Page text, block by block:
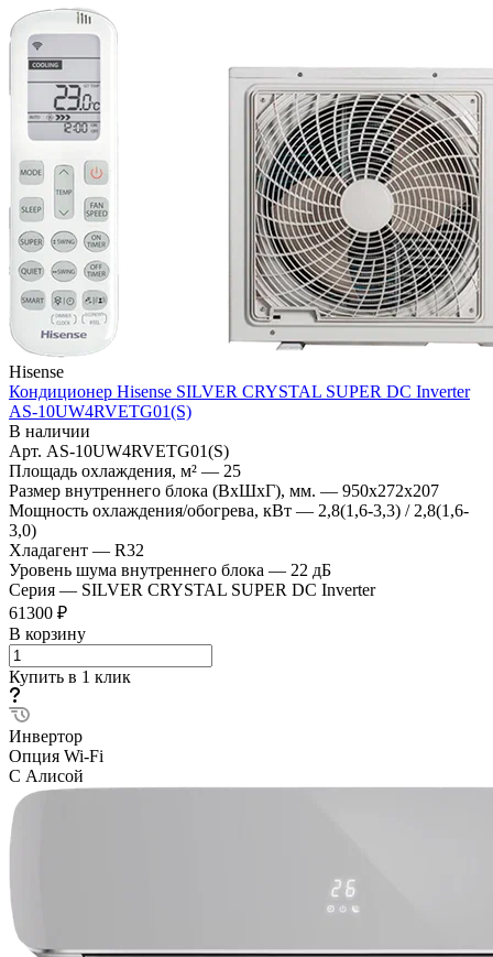
Hisense
Кондиционер Hisense SILVER CRYSTAL SUPER DC Inverter
AS-10UW4RVETG01(S)
В наличии
Арт. AS-10UW4RVETG01(S)
Площадь охлаждения, м² — 25
Размер внутреннего блока (ВхШхГ), мм. — 950x272x207
Мощность охлаждения/обогрева, кВт — 2,8(1,6-3,3) / 2,8(1,6-
3,0)
Хладагент — R32
Уровень шума внутреннего блока — 22 дБ
Серия — SILVER CRYSTAL SUPER DC Inverter
61300 ₽
В корзину
Купить в 1 клик
Инвертор
Опция Wi-Fi
С Алисой